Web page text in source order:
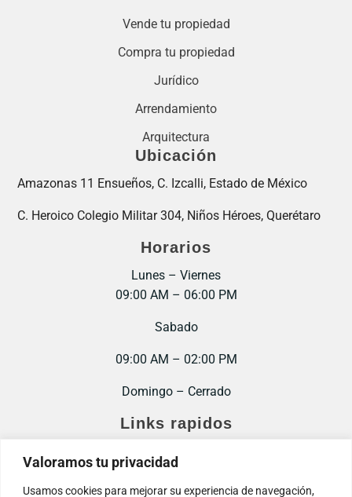
Valoramos tu privacidad
Usamos cookies para mejorar su experiencia de navegación,
Vende tu propiedad
Compra tu propiedad
Jurídico
Arrendamiento
Arquitectura
Ubicación
Amazonas 11 Ensueños, C. Izcalli, Estado de México
C. Heroico Colegio Militar 304, Niños Héroes, Querétaro
Horarios
Lunes – Viernes
09:00 AM – 06:00 PM
Sabado
09:00 AM – 02:00 PM
Domingo – Cerrado
Links rapidos
Inicio